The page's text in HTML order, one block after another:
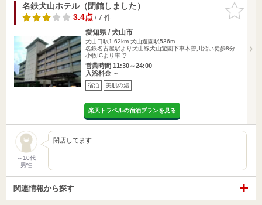
お気に入
りに追加
名鉄犬山ホテル（閉館しました）
3.4点/ 7 件
愛知県 / 犬山市
犬山口駅1.62km 犬山遊園駅536m
名鉄名古屋駅より犬山線犬山遊園下車木曽川沿い徒歩8分
小牧ICより車で…
営業時間 11:30～24:00
入浴料金 ～
宿泊 美肌の湯
楽天トラベルの宿泊プランを見る
～10代
男性
閉店してます
関連情報から探す